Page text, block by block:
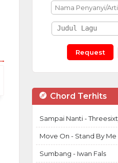
Chord Terhits
Sampai Nanti -
Move On - Stand By Me
Sumbang - Iwan Fals